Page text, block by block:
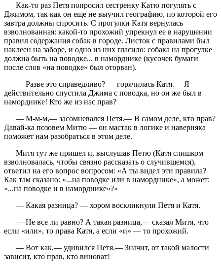
Как-то раз Петя попросил сестренку Катю погулять с
Джимом, так как он еще не выучил географию, по которой его
завтра должны спросить. С прогулки Катя вернулась
взволнованная: какой-то прохожий упрекнул ее в нарушении
правил содержания собак в городе. Листок с правилами был
наклеен на заборе, и одно из них гласило: собака на прогулке
должна быть на поводке... в наморднике (кусочек бумаги
после слов «на поводке» был оторван).
— Разве это справедливо? — горячилась Катя.— Я
действительно спустила Джима с поводка, но он же был в
наморднике! Кто же из нас прав?
— М-м-м,— засомневался Петя.— В самом деле, кто прав?
Давай-ка позовем Митю — он мастак в логике и наверняка
поможет нам разобраться в этом деле.
Митя тут же пришел и, выслушав Петю (Катя слишком
взволновалась, чтобы связно рассказать о случившемся),
ответил на его вопрос вопросом: «А ты видел эти правила?
Как там сказано: «...на поводке или в наморднике», а может:
«...на поводке и в наморднике»?»
— Какая разница? — хором воскликнули Петя и Катя.
— Не все ли равно? А такая разница,— сказал Митя, что
если «или», то права Катя, а если «и» — то прохожий.
— Вот как,— удивился Петя.— Значит, от такой малости
зависит, кто прав, кто виноват!